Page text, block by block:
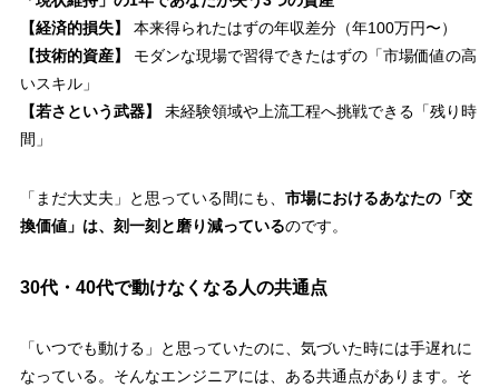
【経済的損失】
本来得られたはずの年収差分（年100万円〜）
【技術的資産】
モダンな現場で習得できたはずの「市場価値の高
いスキル」
【若さという武器】
未経験領域や上流工程へ挑戦できる「残り時
間」
「まだ大丈夫」と思っている間にも、 市場におけるあなたの「交
換価値」は、刻一刻と磨り減っているのです。
30代・40代で動けなくなる人の共通点
「いつでも動ける」と思っていたのに、気づいた時には手遅れに
なっている。そんなエンジニアには、ある共通点があります。そ